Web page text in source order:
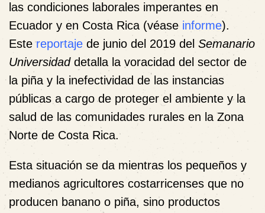
las condiciones laborales imperantes en
Ecuador y en Costa Rica (véase informe).
Estereportaje de junio del 2019 del Semanario
Universidaddetalla la voracidad del sector de
la piña y la inefectividad de las instancias
públicas a cargo de proteger el ambiente y la
salud de las comunidades rurales en la Zona
Norte de Costa Rica.
Esta situación se da mientras los pequeños y
medianos agricultores costarricenses que no
producen banano o piña, sino productos